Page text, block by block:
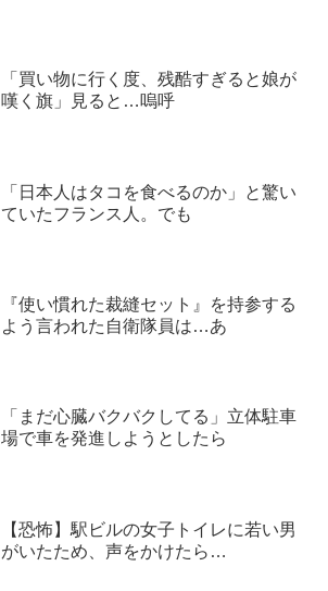
「買い物に行く度、残酷すぎると娘が
嘆く旗」見ると…嗚呼
「日本人はタコを食べるのか」と驚い
ていたフランス人。でも
『使い慣れた裁縫セット』を持参する
よう言われた自衛隊員は…あ
「まだ心臓バクバクしてる」立体駐車
場で車を発進しようとしたら
【恐怖】駅ビルの女子トイレに若い男
がいたため、声をかけたら…